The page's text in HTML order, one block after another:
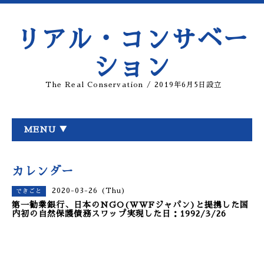
リアル・コンサベー
ション
The Real Conservation / 2019年6月5日設立
MENU ▼
カレンダー
できごと 2020-03-26 (Thu)
第一勧業銀行、日本のNGO(WWFジャパン)と提携した国
内初の自然保護債務スワップ実現した日：1992/3/26